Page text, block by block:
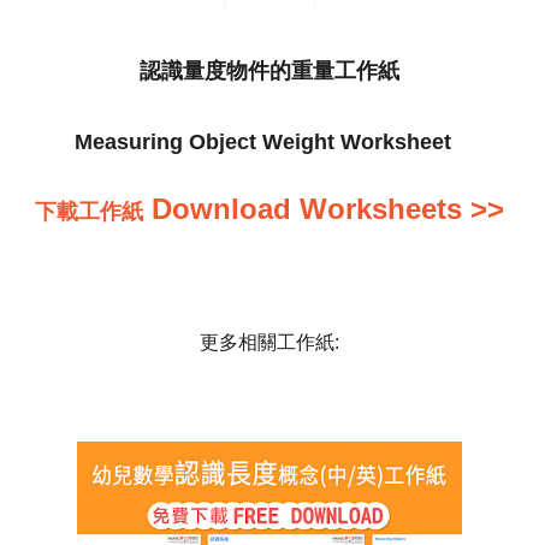
認識量度物件的重量工作紙
Measuring Object Weight Worksheet
下載工作紙 Download Worksheets >>
更多相關工作紙: